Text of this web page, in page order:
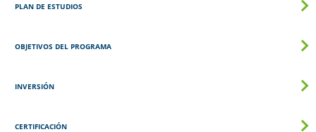
PLAN DE ESTUDIOS
OBJETIVOS DEL PROGRAMA
INVERSIÓN
CERTIFICACIÓN